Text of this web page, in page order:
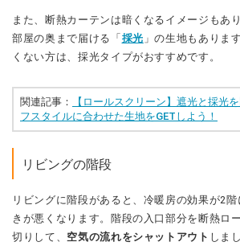
また、断熱カーテンは暗くなるイメージもあ
部屋の奥まで届ける「 採光 」の生地もありま
くない方は、採光タイプがおすすめです。
関連記事：
【ロールスクリーン】遮光と採光
フスタイルに合わせた生地をGETしよう！
リビングの階段
リビングに階段があると、冷暖房の効果が2
きが悪くなります。階段の入口部分を断熱ロ
切りして、 空気の流れをシャットアウト しま